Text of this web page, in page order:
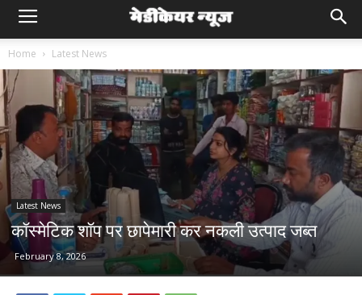
Home Latest News
Latest News
कॉस्मेटिक शॉप पर छापेमारी कर नकली उत्पाद जब्त
February 8, 2026